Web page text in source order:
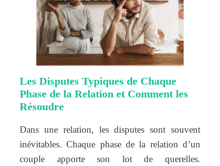
Les Disputes Typiques de Chaque
Phase de la Relation et Comment les
Résoudre
Dans une relation, les disputes sont souvent
inévitables. Chaque phase de la relation d’un
couple apporte son lot de querelles.